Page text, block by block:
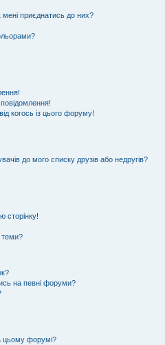
мені приєднатись до них?
когось із цього форуму!
до мого списку друзів або недругів?
сторінку!
теми?
на певні форуми?
цьому форумі?